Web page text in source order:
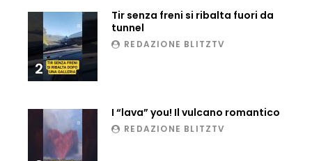
2
Tir senza freni si ribalta fuori da
tunnel
REDAZIONE BLITZTV
I “lava” you! Il vulcano romantico
REDAZIONE BLITZTV